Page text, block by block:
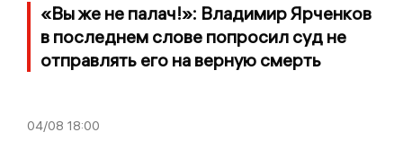
«Вы же не палач!»: Владимир Ярченков
в последнем слове попросил суд не
отправлять его на верную смерть
04/08 18:00